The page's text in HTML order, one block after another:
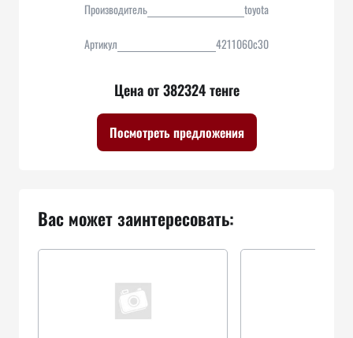
Производитель toyota
Артикул 4211060c30
Цена от 382324 тенге
Посмотреть предложения
Вас может заинтересовать: